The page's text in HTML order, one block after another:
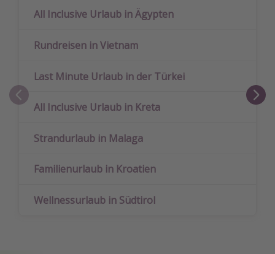
All Inclusive Urlaub in Ägypten
Rundreisen in Vietnam
Last Minute Urlaub in der Türkei
All Inclusive Urlaub in Kreta
Strandurlaub in Malaga
Familienurlaub in Kroatien
Wellnessurlaub in Südtirol